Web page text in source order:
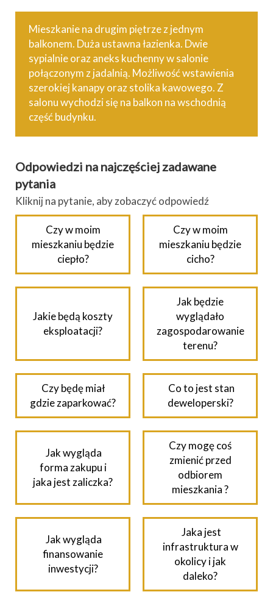
Mieszkanie na drugim piętrze z jednym
balkonem. Duża ustawna łazienka. Dwie
sypialnie oraz aneks kuchenny w salonie
połączonym z jadalnią. Możliwość wstawienia
szerokiej kanapy oraz stolika kawowego. Z
salonu wychodzi się na balkon na wschodnią
część budynku.
Odpowiedzi na najczęściej zadawane
pytania
Kliknij na pytanie, aby zobaczyć odpowiedź
Czy w moim
mieszkaniu będzie
ciepło?
Czy w moim
mieszkaniu będzie
cicho?
Jakie będą koszty
eksploatacji?
Jak będzie
wyglądało
zagospodarowanie
terenu?
Czy będę miał
gdzie zaparkować?
Co to jest stan
deweloperski?
Jak wygląda
forma zakupu i
jaka jest zaliczka?
Czy mogę coś
zmienić przed
odbiorem
mieszkania ?
Jak wygląda
finansowanie
inwestycji?
Jaka jest
infrastruktura w
okolicy i jak
daleko?